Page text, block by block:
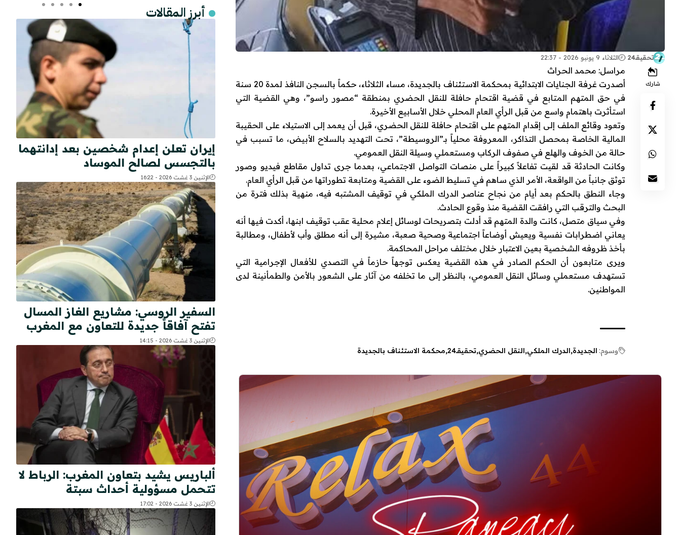
تحقيقـ24 الثلاثاء 9 يونيو 2026 - 22:37
شارك
مراسل: محمد الحراث
أصدرت غرفة الجنايات الابتدائية بمحكمة الاستئناف بالجديدة، مساء الثلاثاء، حكماً بالسجن النافذ لمدة 20 سنة
في حق المتهم المتابع في قضية اقتحام حافلة للنقل الحضري بمنطقة “مصور راسو”، وهي القضية التي
استأثرت باهتمام واسع من قبل الرأي العام المحلي خلال الأسابيع الأخيرة.
وتعود وقائع الملف إلى إقدام المتهم على اقتحام حافلة للنقل الحضري، قبل أن يعمد إلى الاستيلاء على الحقيبة
المالية الخاصة بمحصل التذاكر، المعروفة محلياً بـ”الروسيطة”، تحت التهديد بالسلاح الأبيض، ما تسبب في
حالة من الخوف والهلع في صفوف الركاب ومستعملي وسيلة النقل العمومي.
وكانت الحادثة قد لقيت تفاعلاً كبيراً على منصات التواصل الاجتماعي، بعدما جرى تداول مقاطع فيديو وصور
توثق جانباً من الواقعة، الأمر الذي ساهم في تسليط الضوء على القضية ومتابعة تطوراتها من قبل الرأي العام.
وجاء النطق بالحكم بعد أيام من نجاح عناصر الدرك الملكي في توقيف المشتبه فيه، منهية بذلك فترة من
البحث والترقب التي رافقت القضية منذ وقوع الحادث.
وفي سياق متصل، كانت والدة المتهم قد أدلت بتصريحات لوسائل إعلام محلية عقب توقيف ابنها، أكدت فيها أنه
يعاني اضطرابات نفسية ويعيش أوضاعاً اجتماعية وصحية صعبة، مشيرة إلى أنه مطلق وأب لأطفال، ومطالبة
بأخذ ظروفه الشخصية بعين الاعتبار خلال مختلف مراحل المحاكمة.
ويرى متابعون أن الحكم الصادر في هذه القضية يعكس توجهاً حازماً في التصدي للأفعال الإجرامية التي
تستهدف مستعملي وسائل النقل العمومي، بالنظر إلى ما تخلفه من آثار على الشعور بالأمن والطمأنينة لدى
المواطنين.
وسوم: الجديدة الدرك الملكي النقل الحضري تحقيقـ24 محكمة الاستئناف بالجديدة
أبرز المقالات
إيران تعلن إعدام شخصين بعد إدانتهما
بالتجسس لصالح الموساد
الإثنين 3 غشت 2026 - 16:22
السفير الروسي: مشاريع الغاز المسال
تفتح آفاقاً جديدة للتعاون مع المغرب
الإثنين 3 غشت 2026 - 14:15
ألباريس يشيد بتعاون المغرب: الرباط لا
تتحمل مسؤولية أحداث سبتة
الإثنين 3 غشت 2026 - 17:02